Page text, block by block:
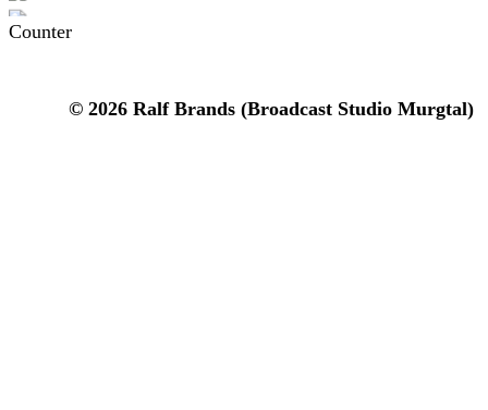
Counter
© 2026 Ralf Brands (Broadcast Studio Murgtal)